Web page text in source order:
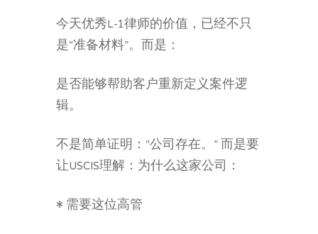
今天优秀L-1律师的价值，已经不只
是“准备材料”。而是：
是否能够帮助客户重新定义案件逻
辑。
不是简单证明：“公司存在。” 而是要
让USCIS理解：为什么这家公司：
• 需要这位高管